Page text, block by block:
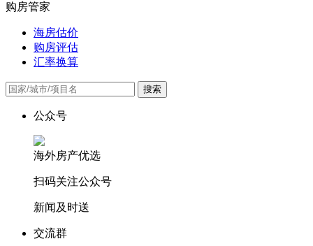
购房管家
海房估价
购房评估
汇率换算
搜索
公众号
海外房产优选
扫码关注公众号
新闻及时送
交流群